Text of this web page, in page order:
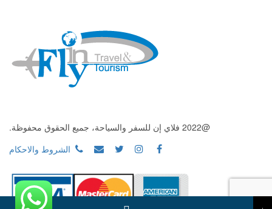
@2022 فلاي إن للسفر والسياحة، جميع الحقوق محفوظة.
الشروط والاحكام